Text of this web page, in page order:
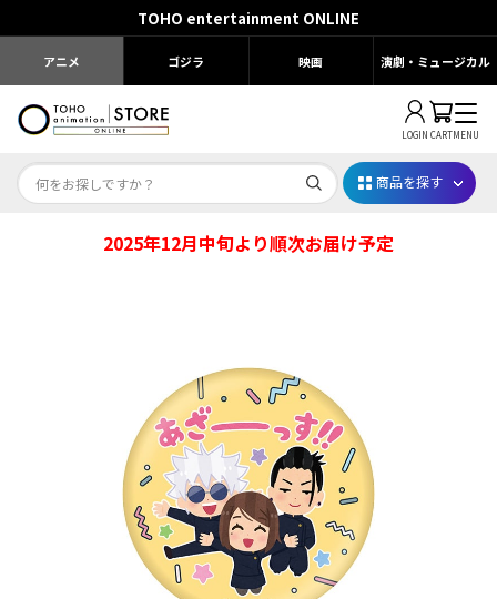
TOHO entertainment ONLINE
アニメ ゴジラ 映画 演劇・ミュージカル
LOGIN CARTMENU
薬屋のひとりごと 夏の園遊会2026
名探偵コナン
アニメ『僕のヒーローアカデミア』10周年
ハイキュー!!ジャージ＆ユニフォーム
商品を探す
2025年12月中旬より順次お届け予定